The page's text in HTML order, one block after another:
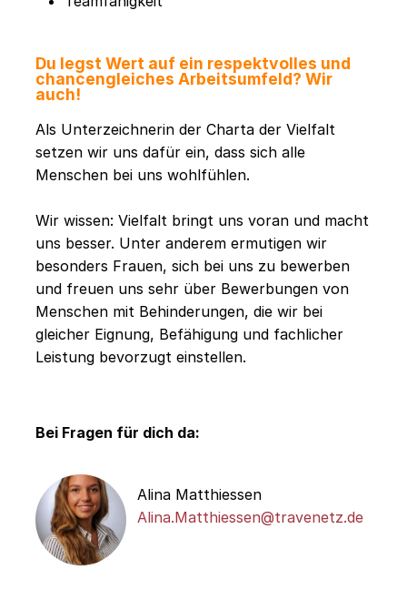
Du legst Wert auf ein respektvolles und
chancengleiches Arbeitsumfeld? Wir
auch!
Als Unterzeichnerin der Charta der Vielfalt
setzen wir uns dafür ein, dass sich alle
Menschen bei uns wohlfühlen.
Wir wissen: Vielfalt bringt uns voran und macht
uns besser. Unter anderem ermutigen wir
besonders Frauen, sich bei uns zu bewerben
und freuen uns sehr über Bewerbungen von
Menschen mit Behinderungen, die wir bei
gleicher Eignung, Befähigung und fachlicher
Leistung bevorzugt einstellen.
Bei Fragen für dich da:
Alina Matthiessen
Alina.Matthiessen@travenetz.de